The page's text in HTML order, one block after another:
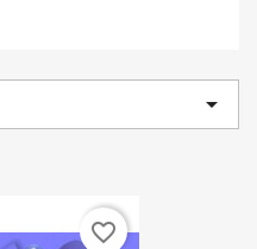

favorite_border